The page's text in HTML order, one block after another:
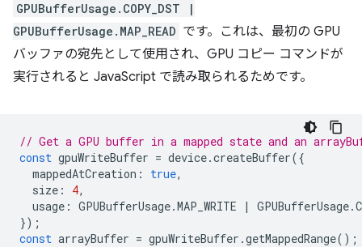
GPUBufferUsage.COPY_DST |
GPUBufferUsage.MAP_READ です。これは、最初の GPU
バッファの宛先として使用され、GPU コピー コマンドが
実行されると JavaScript で読み取られるためです。
// Get a GPU buffer in a mapped state and an
const gpuWriteBuffer = device.createBuffer({
mappedAtCreation : true,
size : 4,
usage : GPUBufferUsage.MAP_WRITE | GPUBufferUsage.
});
const arrayBuffer = gpuWriteBuffer .getMappedRange();